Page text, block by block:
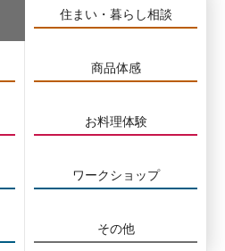
住まい・暮らし相談
商品体感
お料理体験
ワークショップ
その他